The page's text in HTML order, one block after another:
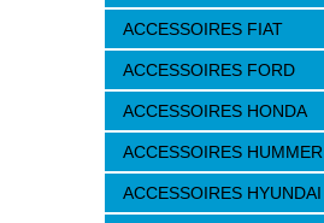
ACCESSOIRES FIAT
ACCESSOIRES FORD
ACCESSOIRES HONDA
ACCESSOIRES HUMMER
ACCESSOIRES HYUNDAI